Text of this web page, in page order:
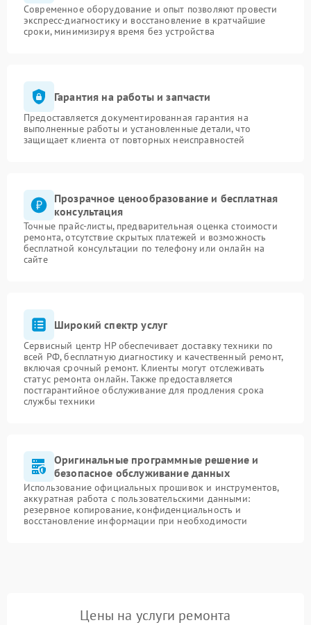
Современное оборудование и опыт позволяют провести
экспресс-диагностику и восстановление в кратчайшие
сроки, минимизируя время без устройства
Гарантия на работы и запчасти
Предоставляется документированная гарантия на
выполненные работы и установленные детали, что
защищает клиента от повторных неисправностей
Прозрачное ценообразование и бесплатная
консультация
Точные прайс-листы, предварительная оценка стоимости
ремонта, отсутствие скрытых платежей и возможность
бесплатной консультации по телефону или онлайн на
сайте
Широкий спектр услуг
Сервисный центр HP обеспечивает доставку техники по
всей РФ, бесплатную диагностику и качественный ремонт,
включая срочный ремонт. Клиенты могут отслеживать
статус ремонта онлайн. Также предоставляется
постгарантийное обслуживание для продления срока
службы техники
Оригинальные программные решение и
безопасное обслуживание данных
Использование официальных прошивок и инструментов,
аккуратная работа с пользовательскими данными:
резервное копирование, конфиденциальность и
восстановление информации при необходимости
Цены на услуги ремонта